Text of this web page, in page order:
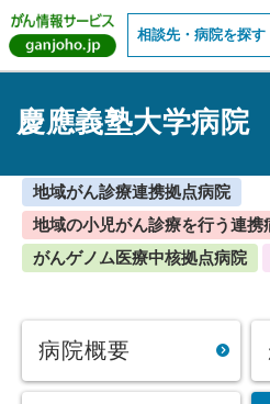
相談先・病院を探す
慶應義塾大学病院
地域がん診療連携拠点病院
地域の小児がん診療を行う連携
がんゲノム医療中核拠点病院
病院概要